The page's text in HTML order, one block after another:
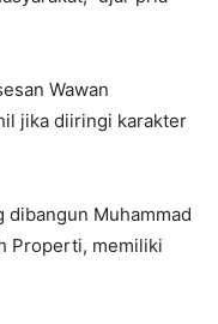
Wawan
jika diiringi karakter
dibangun Muhammad
Properti, memiliki